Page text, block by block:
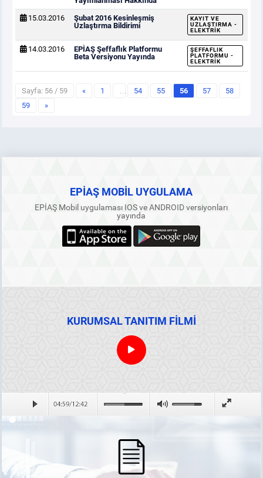
15.03.2016
Şubat 2016 Kesinleşmiş
Uzlaştırma Bildirimi
KAYIT VE
UZLAŞTIRMA -
ELEKTRIK
14.03.2016
EPİAŞ Şeffaflık Platformu
Beta Versiyonu Yayında
ŞEFFAFLIK
PLATFORMU -
ELEKTRIK
Sayfa: 56 / 59 « 1 … 54 55 56 57
58
59
»
EPİAŞ MOBİL UYGULAMA
EPİAŞ Mobil uygulaması IOS ve ANDROID versiyonları
yayında
KURUMSAL TANITIM FİLMİ